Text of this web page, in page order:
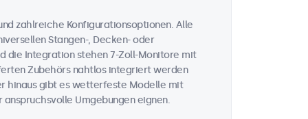
zahlreiche Konfigurationsoptionen. Alle
Stangen-, Decken- oder
die Integration stehen 7-Zoll-Monitore mit
Zubehörs nahtlos integriert werden
hinaus gibt es wetterfeste Modelle mit
Umgebungen eignen.